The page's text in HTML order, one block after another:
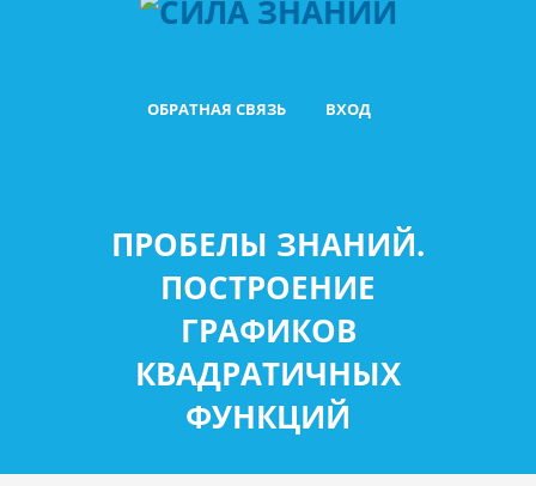
ОБРАТНАЯ СВЯЗЬ ВХОД
ПРОБЕЛЫ ЗНАНИЙ.
ПОСТРОЕНИЕ
ГРАФИКОВ
КВАДРАТИЧНЫХ
ФУНКЦИЙ